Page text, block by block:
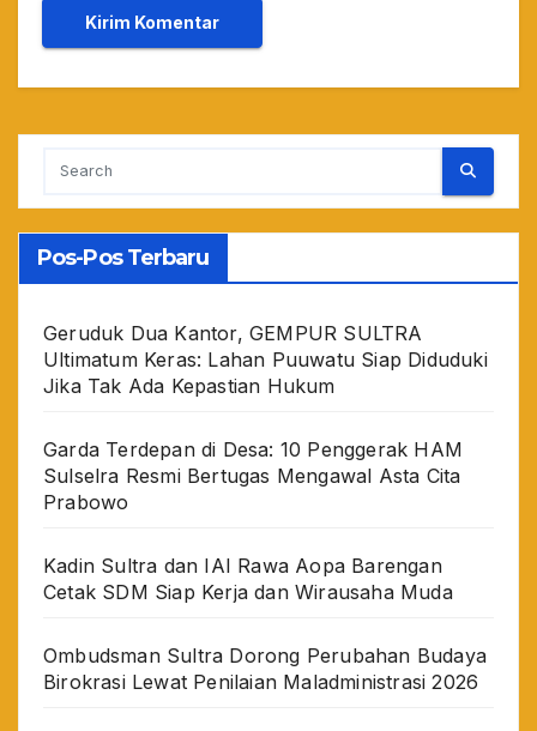
Pos-Pos Terbaru
Geruduk Dua Kantor, GEMPUR SULTRA
Ultimatum Keras: Lahan Puuwatu Siap Diduduki
Jika Tak Ada Kepastian Hukum
Garda Terdepan di Desa: 10 Penggerak HAM
Sulselra Resmi Bertugas Mengawal Asta Cita
Prabowo
Kadin Sultra dan IAI Rawa Aopa Barengan
Cetak SDM Siap Kerja dan Wirausaha Muda
Ombudsman Sultra Dorong Perubahan Budaya
Birokrasi Lewat Penilaian Maladministrasi 2026